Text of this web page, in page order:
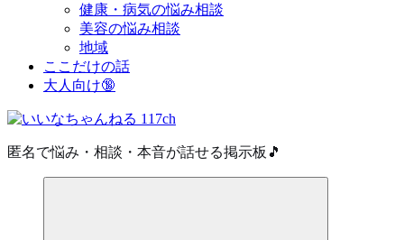
健康・病気の悩み相談
美容の悩み相談
地域
ここだけの話
大人向け🔞
匿名で悩み・相談・本音が話せる掲示板🎵